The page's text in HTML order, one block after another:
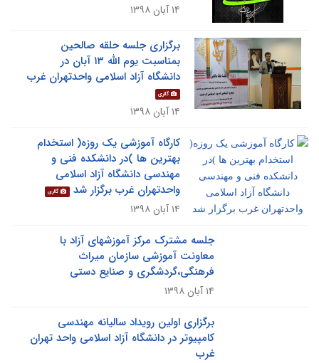
برگزاری جلسه حلقه صالحین
بمناسبت یوم الله ۱۳ آبان در
دانشگاه آزاد اسلامی واحدتهران غرب
گالری
کارگاه آموزشی یک روزه( استخدام
بهترین ها )در دانشکده فنی و
مهندسی دانشگاه آزاد اسلامی
واحدتهران غرب برگزار شد
گالری
۱۴ آبان ۱۳۹۸
جلسه مشترک مرکز آموزشهای آزاد با
معاونت آموزشی سازمان میراث
فرهنگی،گردشگری و صنایع دستی
برگزاری اولین رویداد سالیانه مهندسی
کامپیوتر در دانشگاه آزاد اسلامی واحد تهران
غرب